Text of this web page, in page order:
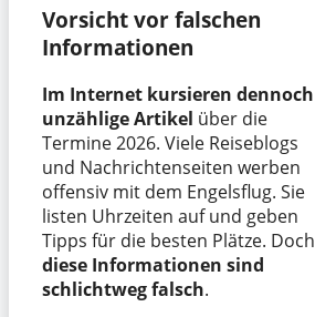
Vorsicht vor falschen
Informationen
Im Internet kursieren dennoch
unzählige Artikel über die
Termine 2026. Viele Reiseblogs
und Nachrichtenseiten werben
offensiv mit dem Engelsflug. Sie
listen Uhrzeiten auf und geben
Tipps für die besten Plätze. Doch
diese Informationen sind
schlichtweg falsch.